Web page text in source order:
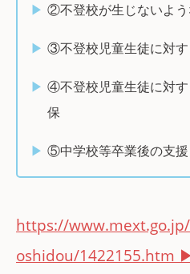
②不登校が生じないよう
③不登校児童生徒に対
④不登校児童生徒に対
保
⑤中学校等卒業後の支援
https://
oshidou/1422155.htm